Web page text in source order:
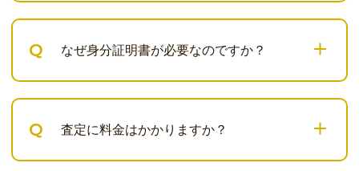
Q なぜ身分証明書が必要なのですか？
Q 査定に料金はかかりますか？